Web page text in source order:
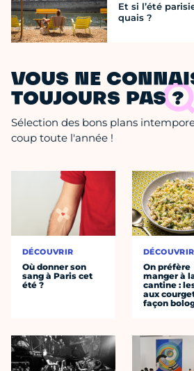
Et si l’été
quais ?
VOUS NE
TOUJOURS PAS ?
Sélection des bons plans
coup toute l'année !
DÉCOUVRIR
Où donner son
sang à Paris cet
été ?
DÉCOUVRIR
On préfère
manger à
cantine :
aux
façon